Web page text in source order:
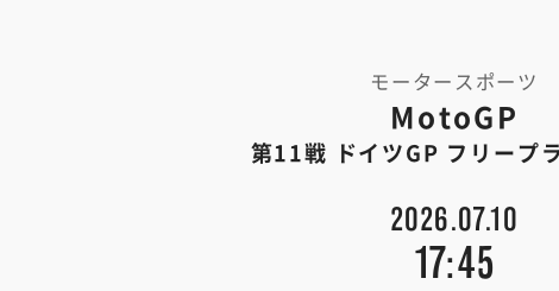
モータースポーツ
MotoGP
第11戦 ドイツGP フリープ
2026.07.10
17:45